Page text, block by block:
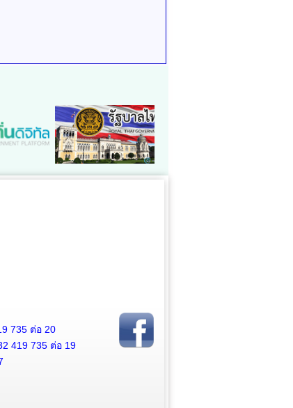
735 ต่อ 20
419 735 ต่อ 19